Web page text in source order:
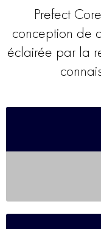
Prefect
conception de
éclairée par la